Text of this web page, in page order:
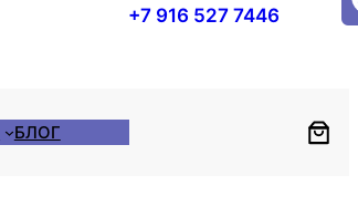
+7 916 527 7446
БЛОГ